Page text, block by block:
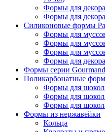
Формы для
Формы для
Силиконовые формы
Формы для
Формы для
Формы для
Формы для
Формы серии
Поликарбонатные
Формы для
Формы для
Формы для
Формы из нержавейки
Кольца